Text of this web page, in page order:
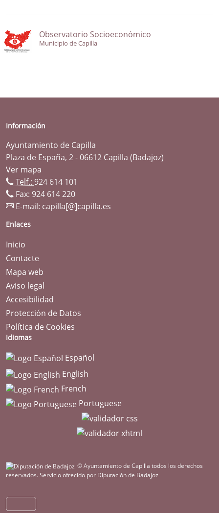
Observatorio Socioeconómico
Municipio de Capilla
Información
Ayuntamiento de Capilla
Plaza de España, 2 - 06612 Capilla (Badajoz)
Ver mapa
Telf.: 924 614 101
Fax: 924 614 220
E-mail: capilla[@]capilla.es
Enlaces
Inicio
Contacte
Mapa web
Aviso legal
Accesibilidad
Protección de Datos
Política de Cookies
Idiomas
Español
English
French
Portuguese
© Ayuntamiento de Capilla todos los derechos
reservados.Servicio ofrecido por Diputación de Badajoz